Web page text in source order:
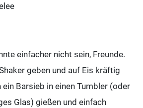
einfacher nicht sein, Freunde.
geben und auf Eis kräftig
ein Barsieb in einen Tumbler (oder
Glas) gießen und einfach